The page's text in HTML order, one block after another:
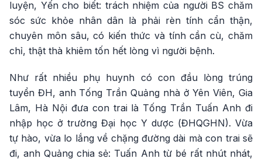
luyện, Yến cho biết: trách nhiệm của người BS chăm
sóc sức khỏe nhân dân là phải rèn tính cẩn thận,
chuyên môn sâu, có kiến thức và tính cần cù, chăm
chỉ, thật thà khiêm tốn hết lòng vì người bệnh.
Như rất nhiều phụ huynh có con đầu lòng trúng
tuyển ĐH, anh Tống Trần Quảng nhà ở Yên Viên, Gia
Lâm, Hà Nội đưa con trai là Tống Trần Tuấn Anh đi
nhập học ở trường Đại học Y dược (ĐHQGHN). Vừa
tự hào, vừa lo lắng về chặng đường dài mà con trai sẽ
đi, anh Quảng chia sẻ: Tuấn Anh từ bé rất nhút nhát,